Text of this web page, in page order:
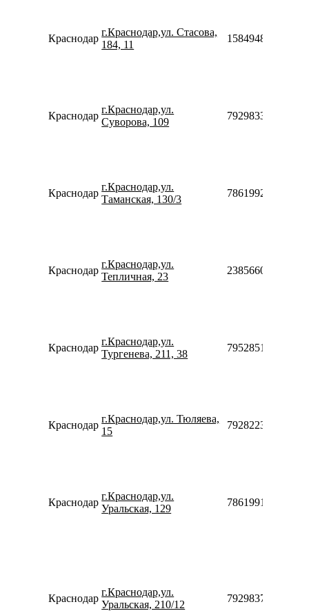
Краснодар
г.Краснодар,ул. Стасова,
184, 11
158494879696
Краснодар
г.Краснодар,ул.
Суворова, 109
79298333154
Краснодар
г.Краснодар,ул.
Таманская, 130/3
78619920566
Краснодар
г.Краснодар,ул.
Тепличная, 23
238566024244
Краснодар
г.Краснодар,ул.
Тургенева, 211, 38
79528518560
Краснодар
г.Краснодар,ул. Тюляева,
15
Краснодар
г.Краснодар,ул.
Уральская, 129
78619911009
Краснодар
г.Краснодар,ул.
Уральская, 210/12
79298377491